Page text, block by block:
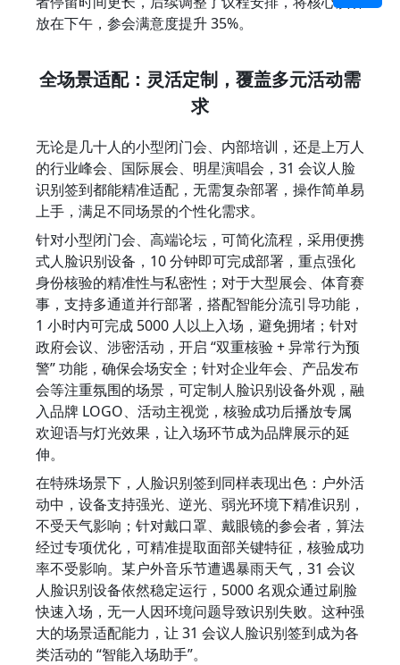
放在下午，参会满意度提升 35%。
全场景适配：灵活定制，覆盖多元活动需
求
无论是几十人的小型闭门会、内部培训，还是上万人
的行业峰会、国际展会、明星演唱会，31 会议人脸
识别签到都能精准适配，无需复杂部署，操作简单易
上手，满足不同场景的个性化需求。
针对小型闭门会、高端论坛，可简化流程，采用便携
式人脸识别设备，10 分钟即可完成部署，重点强化
身份核验的精准性与私密性；对于大型展会、体育赛
事，支持多通道并行部署，搭配智能分流引导功能，
1 小时内可完成 5000 人以上入场，避免拥堵；针对
政府会议、涉密活动，开启 “双重核验 + 异常行为预
警” 功能，确保会场安全；针对企业年会、产品发布
会等注重氛围的场景，可定制人脸识别设备外观，融
入品牌 LOGO、活动主视觉，核验成功后播放专属
欢迎语与灯光效果，让入场环节成为品牌展示的延
伸。
在特殊场景下，人脸识别签到同样表现出色：户外活
动中，设备支持强光、逆光、弱光环境下精准识别，
不受天气影响；针对戴口罩、戴眼镜的参会者，算法
经过专项优化，可精准提取面部关键特征，核验成功
率不受影响。某户外音乐节遭遇暴雨天气，31 会议
人脸识别设备依然稳定运行，5000 名观众通过刷脸
快速入场，无一人因环境问题导致识别失败。这种强
大的场景适配能力，让 31 会议人脸识别签到成为各
类活动的 “智能入场助手”。